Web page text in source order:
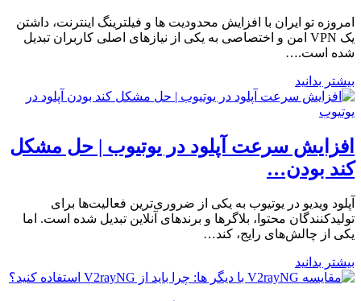
امروزه تو ایران با افزایش محدودیت ها و فیلترینگ اینترنت، داشتن
یک VPN امن و اختصاصی به یکی از نیازهای اصلی کاربران تبدیل
شده است.…
بیشتر بدانید
افزایش سرعت آپلود در یوتیوب | حل مشکل
کند بودن…
آپلود ویدیو در یوتیوب به یکی از ضروری‌ترین فعالیت‌ها برای
تولیدکنندگان محتوا، بلاگرها و برندهای آنلاین تبدیل شده است. اما
یکی از چالش‌های رایج، کند…
بیشتر بدانید